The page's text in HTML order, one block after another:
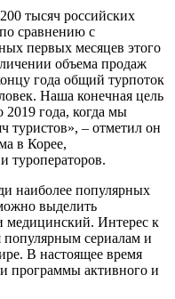
тысяч российских
по сравнению с
первых месяцев этого
объема продаж
года общий турпоток
Наша конечная цель
2019 года, когда мы
туристов», – отметил он
в Корее,
туроператоров.
наиболее популярных
выделить
медицинский. Интерес к
популярным сериалам и
В настоящее время
программы активного и